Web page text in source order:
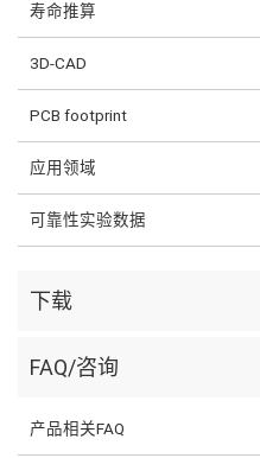
寿命推算
3D-CAD
PCB footprint
应用领域
可靠性实验数据
下载
FAQ/咨询
产品相关FAQ